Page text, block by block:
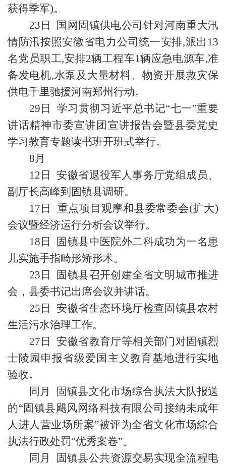
获得季军)。
23日 国网固镇供电公司针对河南重大汛
情防汛按照安徽省电力公司统一安排,派出13
名党员职工,安排2辆工程车1辆应急电源车,准
备发电机,水泵及大量材料、物资开展救灾保
供电千里驰援河南郑州行动。
29日 学习贯彻习近平总书记“七一”重要
讲话精神市委宣讲团宣讲报告会暨县委党史
学习教育专题读书班开班式举行。
8月
12日 安徽省退役军人事务厅党组成员、
副厅长高峰到固镇县调研。
17日 重点项目观摩和县委常委会(扩大)
会议暨经济运行分析会议举行。
18日 固镇县中医院外二科成功为一名患
儿实施手指畸形矫形术。
23日 固镇县召开创建全省文明城市推进
会，县委书记出席会议并讲话。
25日 安徽省生态环境厅检查固镇县农村
生活污水治理工作。
27日 安徽省教育厅等相关部门对固镇烈
士陵园申报省级爱国主义教育基地进行实地
验收。
同月 固镇县文化市场综合执法大队报送
的“固镇县飓风网络科技有限公司接纳未成年
人进人营业场所案”被评为全省文化市场綜合
执法行政处罚“优秀案卷”。
同月 固镇县公共资源交易实现全流程电